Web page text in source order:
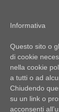
Informativa
Questo sito o
di cookie
nella cookie
a tutti o ad
Chiudendo
su un link o
acconsenti